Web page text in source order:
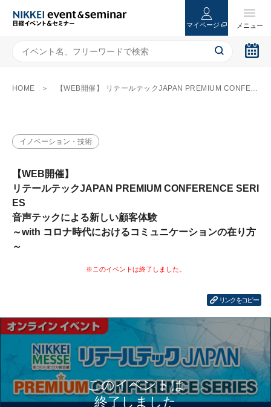
マイページ
HOME 【WEB開催】 リテールテックJAPAN PREMIUM CONFERENCE SERIES 音声テックによる新しい顧客体験 ～with コロナ時代におけるコミュニケーションの在り方～
イノベーション・技術
【WEB開催】
リテールテックJAPAN PREMIUM CONFERENCE SERI
ES
音声テックによる新しい顧客体験
～with コロナ時代におけるコミュニケーションの在り方
～
リンクをコピー